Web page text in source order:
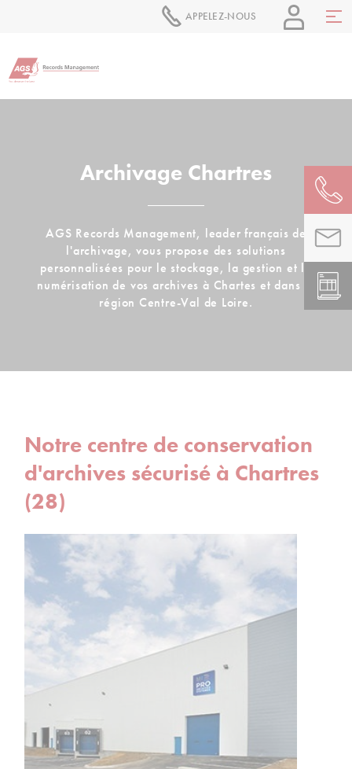
APPELEZ-NOUS
Archivage Chartres
AGS Records Management, leader français de
l'archivage, vous propose des solutions
personnalisées pour le stockage, la gestion et la
numérisation de vos archives à Chartes et dans la
région Centre-Val de Loire.
Notre centre de conservation
d'archives sécurisé à Chartres
(28)